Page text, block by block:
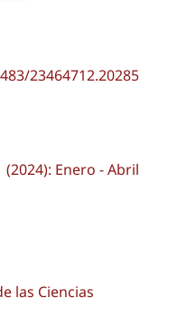
23464712.20285
(2024): Enero - Abril
las Ciencias